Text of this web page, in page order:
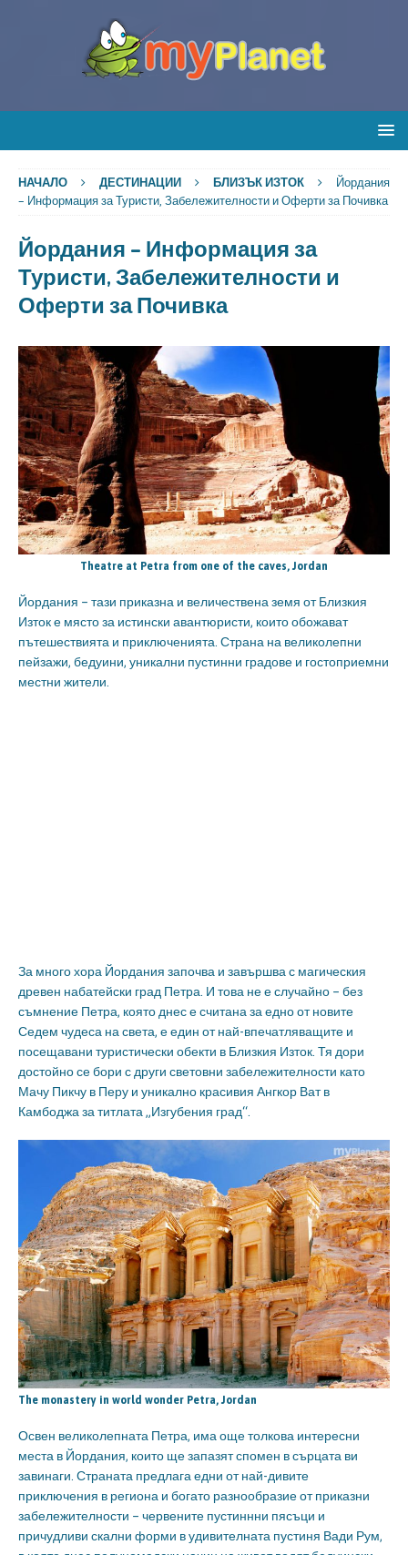
НАЧАЛО ДЕСТИНАЦИИ БЛИЗЪК ИЗТОК
Йордания
– Информация за Туристи, Забележителности и Оферти за Почивка
Йордания – Информация за
Туристи, Забележителности и
Оферти за Почивка
Theatre at Petra from one of the caves, Jordan
Йордания – тази приказна и величествена земя от Близкия
Изток е място за истински авантюристи, които обожават
пътешествията и приключенията. Страна на великолепни
пейзажи, бедуини, уникални пустинни градове и гостоприемни
местни жители.
За много хора Йордания започва и завършва с магическия
древен набатейски град Петра. И това не е случайно – без
съмнение Петра, която днес е считана за едно от новите
Седем чудеса на света, е един от най-впечатляващите и
посещавани туристически обекти в Близкия Изток. Тя дори
достойно се бори с други световни забележителности като
Мачу Пикчу в Перу и уникално красивия Ангкор Ват в
Камбоджа за титлата „Изгубения град“.
The monastery in world wonder Petra, Jordan
Освен великолепната Петра, има още толкова интересни
места в Йордания, които ще запазят спомен в сърцата ви
завинаги. Страната предлага едни от най-дивите
приключения в региона и богато разнообразие от приказни
забележителности – червените пустиннни пясъци и
причудливи скални форми в удивителната пустиня Вади Рум,